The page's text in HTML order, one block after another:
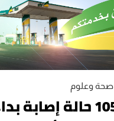
صحة وعلوم
تماثل 105 حالة إصابة